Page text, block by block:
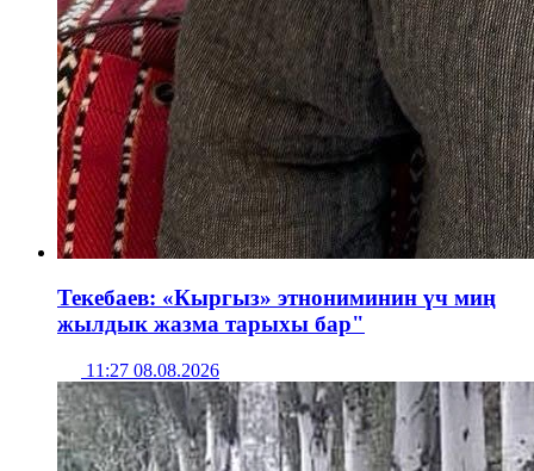
Текебаев: «Кыргыз» этнониминин үч миң
жылдык жазма тарыхы бар"
11:27 08.08.2026